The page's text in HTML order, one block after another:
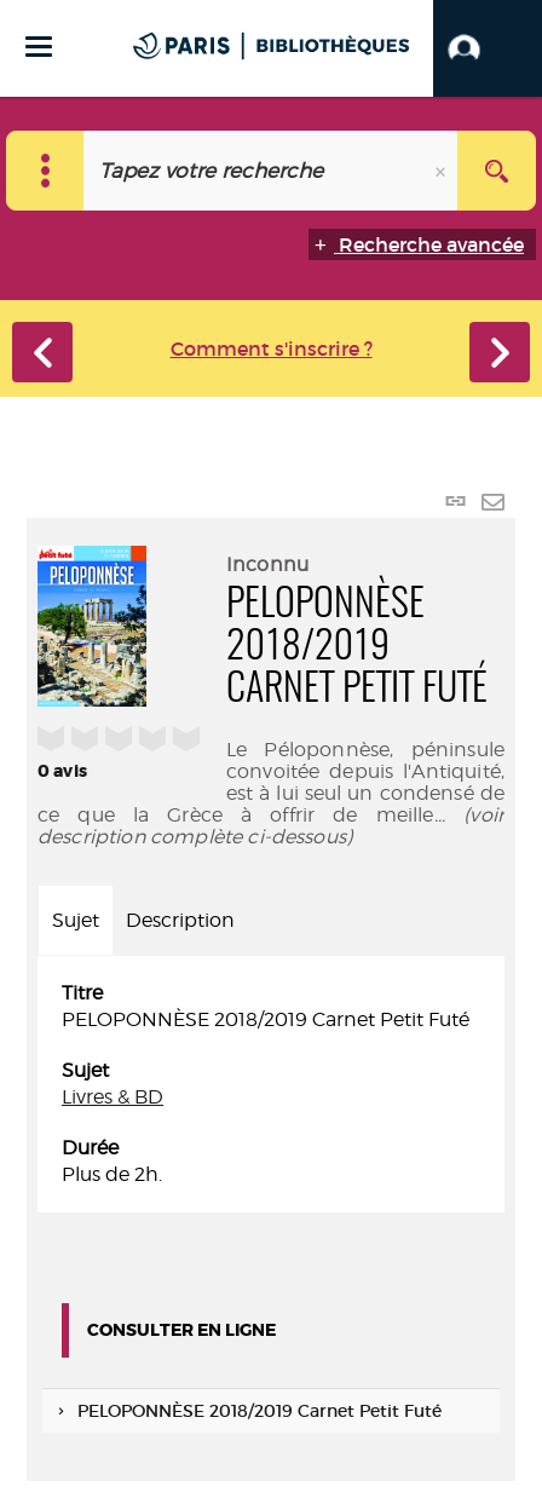
Recherche avancée
Comment s'inscrire ?
Lien
0avis
Inconnu
PELOPONNÈSE
2018/2019
CARNET PETIT FUTÉ
Le Péloponnèse, péninsule
convoitée depuis l'Antiquité,
est à lui seul un condensé de
ce que la Grèce à offrir de meille... (voir
description complète ci-dessous)
Sujet Description
Titre
PELOPONNÈSE 2018/2019 Carnet Petit Futé
Sujet
Livres & BD
Durée
Plus de 2h.
CONSULTER EN LIGNE
PELOPONNÈSE 2018/2019 Carnet Petit Futé